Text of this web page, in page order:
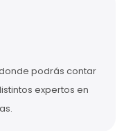
podrás contar
expertos en